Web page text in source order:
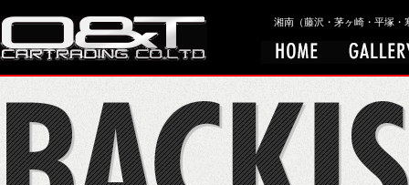
湘南（藤沢・茅ヶ崎・平塚